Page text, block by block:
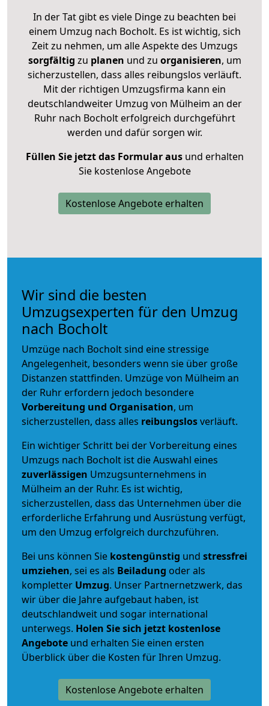
In der Tat gibt es viele Dinge zu beachten bei
einem Umzug nach Bocholt. Es ist wichtig, sich
Zeit zu nehmen, um alle Aspekte des Umzugs
sorgfältig zu planen und zu organisieren, um
sicherzustellen, dass alles reibungslos verläuft.
Mit der richtigen Umzugsfirma kann ein
deutschlandweiter Umzug von Mülheim an der
Ruhr nach Bocholt erfolgreich durchgeführt
werden und dafür sorgen wir.
Füllen Sie jetzt das Formular ausund erhalten
Sie kostenlose Angebote
Kostenlose Angebote erhalten
Wir sind die besten
Umzugsexperten für den Umzug
nach Bocholt
Umzüge nach Bocholt sind eine stressige
Angelegenheit, besonders wenn sie über große
Distanzen stattfinden. Umzüge von Mülheim an
der Ruhr erfordern jedoch besondere
Vorbereitung und Organisation, um
sicherzustellen, dass alles reibungslosverläuft.
Ein wichtiger Schritt bei der Vorbereitung eines
Umzugs nach Bocholt ist die Auswahl eines
zuverlässigen Umzugsunternehmens in
Mülheim an der Ruhr. Es ist wichtig,
sicherzustellen, dass das Unternehmen über die
erforderliche Erfahrung und Ausrüstung verfügt,
um den Umzug erfolgreich durchzuführen.
Bei uns können Sie kostengünstig und stressfrei
umziehen, sei es als Beiladung oder als
kompletter Umzug. Unser Partnernetzwerk, das
wir über die Jahre aufgebaut haben, ist
deutschlandweit und sogar international
unterwegs. Holen Sie sich jetzt kostenlose
Angebote und erhalten Sie einen ersten
Überblick über die Kosten für Ihren Umzug.
Kostenlose Angebote erhalten